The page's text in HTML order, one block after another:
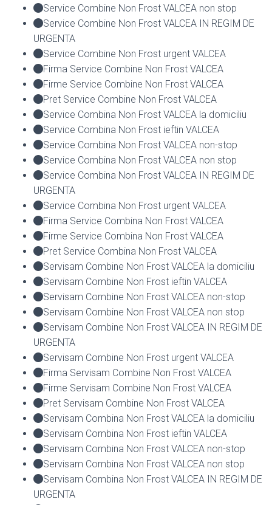
Service Combine Non Frost VALCEA non stop
Service Combine Non Frost VALCEA IN REGIM DE
URGENTA
Service Combine Non Frost urgent VALCEA
Firma Service Combine Non Frost VALCEA
Firme Service Combine Non Frost VALCEA
Pret Service Combine Non Frost VALCEA
Service Combina Non Frost VALCEA la domiciliu
Service Combina Non Frost ieftin VALCEA
Service Combina Non Frost VALCEA non-stop
Service Combina Non Frost VALCEA non stop
Service Combina Non Frost VALCEA IN REGIM DE
URGENTA
Service Combina Non Frost urgent VALCEA
Firma Service Combina Non Frost VALCEA
Firme Service Combina Non Frost VALCEA
Pret Service Combina Non Frost VALCEA
Servisam Combine Non Frost VALCEA la domiciliu
Servisam Combine Non Frost ieftin VALCEA
Servisam Combine Non Frost VALCEA non-stop
Servisam Combine Non Frost VALCEA non stop
Servisam Combine Non Frost VALCEA IN REGIM DE
URGENTA
Servisam Combine Non Frost urgent VALCEA
Firma Servisam Combine Non Frost VALCEA
Firme Servisam Combine Non Frost VALCEA
Pret Servisam Combine Non Frost VALCEA
Servisam Combina Non Frost VALCEA la domiciliu
Servisam Combina Non Frost ieftin VALCEA
Servisam Combina Non Frost VALCEA non-stop
Servisam Combina Non Frost VALCEA non stop
Servisam Combina Non Frost VALCEA IN REGIM DE
URGENTA